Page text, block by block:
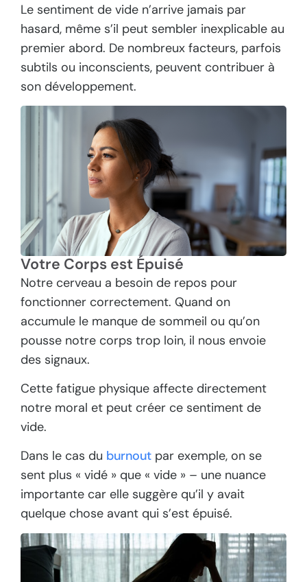
Le sentiment de vide n’arrive jamais par
hasard, même s’il peut sembler inexplicable au
premier abord. De nombreux facteurs, parfois
subtils ou inconscients, peuvent contribuer à
son développement.
Votre Corps est Épuisé
Notre cerveau a besoin de repos pour
fonctionner correctement. Quand on
accumule le manque de sommeil ou qu’on
pousse notre corps trop loin, il nous envoie
des signaux.
Cette fatigue physique affecte directement
notre moral et peut créer ce sentiment de
vide.
Dans le cas du burnoutpar exemple, on se
sent plus « vidé » que « vide » – une nuance
importante car elle suggère qu’il y avait
quelque chose avant qui s’est épuisé.